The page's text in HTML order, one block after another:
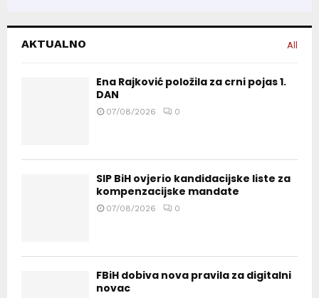
AKTUALNO All
Ena Rajković položila za crni pojas 1.
DAN
07/08/2026 0
SIP BiH ovjerio kandidacijske liste za
kompenzacijske mandate
07/08/2026 0
FBiH dobiva nova pravila za digitalni
novac